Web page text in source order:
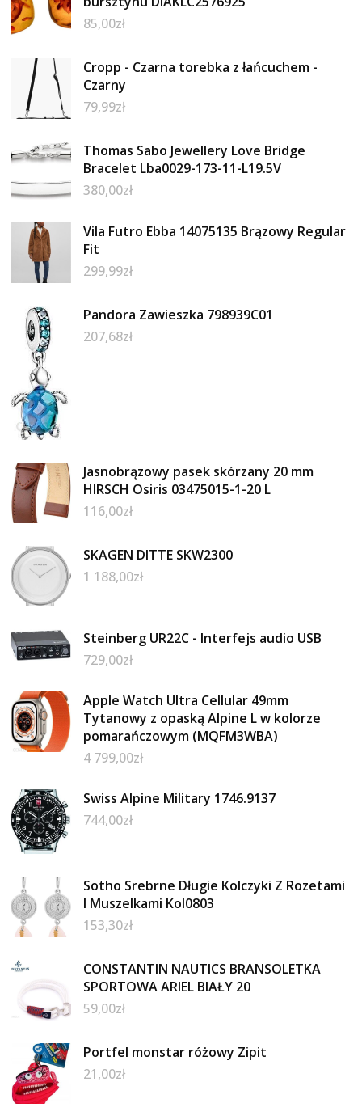
85,00zł
Cropp - Czarna torebka z łańcuchem -
Czarny
79,99zł
Thomas Sabo Jewellery Love Bridge
Bracelet Lba0029-173-11-L19.5V
380,00zł
Vila Futro Ebba 14075135 Brązowy Regular
Fit
299,99zł
Pandora Zawieszka 798939C01
207,68zł
Jasnobrązowy pasek skórzany 20 mm
HIRSCH Osiris 03475015-1-20 L
116,00zł
SKAGEN DITTE SKW2300
1 188,00zł
Steinberg UR22C - Interfejs audio USB
729,00zł
Apple Watch Ultra Cellular 49mm
Tytanowy z opaską Alpine L w kolorze
pomarańczowym (MQFM3WBA)
4 799,00zł
Swiss Alpine Military 1746.9137
744,00zł
Sotho Srebrne Długie Kolczyki Z Rozetami
I Muszelkami Kol0803
153,30zł
CONSTANTIN NAUTICS BRANSOLETKA
SPORTOWA ARIEL BIAŁY 20
59,00zł
Portfel monstar różowy Zipit
21,00zł